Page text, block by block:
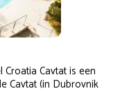
Cavtat is een
Cavtat (in Dubrovnik